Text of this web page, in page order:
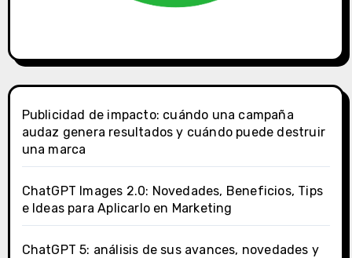
Publicidad de impacto: cuándo una campaña
audaz genera resultados y cuándo puede destruir
una marca
ChatGPT Images 2.0: Novedades, Beneficios, Tips
e Ideas para Aplicarlo en Marketing
ChatGPT 5: análisis de sus avances, novedades y